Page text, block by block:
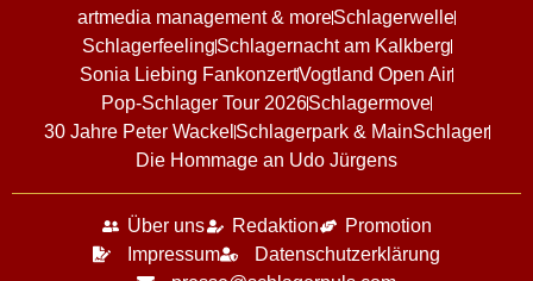
artmedia management & moreSchlagerwelle
SchlagerfeelingSchlagernacht am Kalkberg
Sonia Liebing FankonzertVogtland Open Air
Pop-Schlager Tour 2026Schlagermove
30 Jahre Peter Wackel Schlagerpark & MainSchlager
Die Hommage an Udo Jürgens
Über uns Redaktion
Promotion
Impressum
Datenschutzerklärung